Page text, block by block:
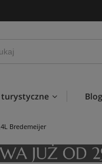
Blog
Bredemeijer